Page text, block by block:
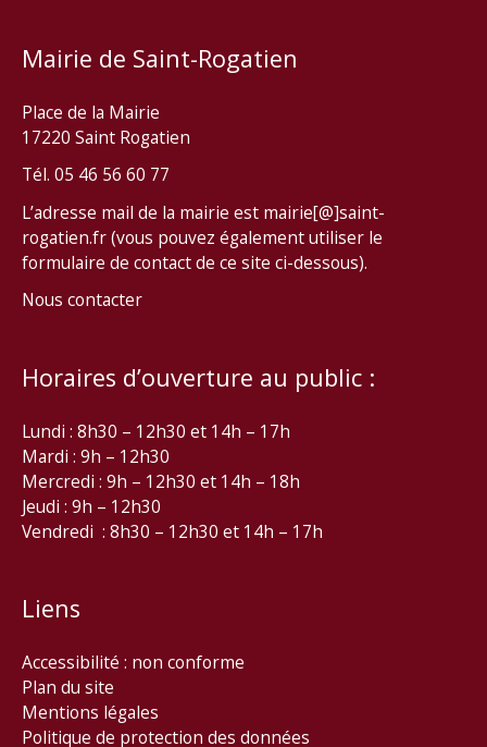
Mairie de Saint-Rogatien
Place de la Mairie
17220 Saint Rogatien
Tél. 05 46 56 60 77
L’adresse mail de la mairie est mairie[@]saint-
rogatien.fr (vous pouvez également utiliser le
formulaire de contact de ce site ci-dessous).
Nous contacter
Horaires d’ouverture au public :
Lundi : 8h30 – 12h30 et 14h – 17h
Mardi : 9h – 12h30
Mercredi : 9h – 12h30 et 14h – 18h
Jeudi : 9h – 12h30
Vendredi : 8h30 – 12h30 et 14h – 17h
Liens
Accessibilité : non conforme
Plan du site
Mentions légales
Politique de protection des données